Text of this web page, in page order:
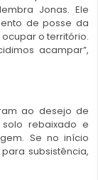
Jonas. Ele
de posse da
o território.
acampar”,
ao desejo de
rebaixado e
Se no início
subsistência,